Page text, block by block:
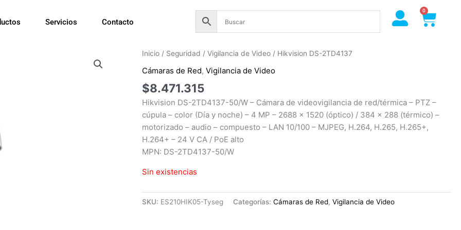
Servicios Contacto
0
Cart
Inicio / Seguridad /Vigilancia de Video / Hikvision DS-2TD4137
Cámaras de Red,Vigilancia de Video
$8.471.315
Hikvision DS-2TD4137-50/W – Cámara de videovigilancia de red/térmica – PTZ –
cúpula – color (Día y noche) – 4 MP – 2688 x 1520 (óptico) / 384 x 288 (térmico) –
motorizado – audio – compuesto – LAN 10/100 – MJPEG, H.264, H.265, H.265+,
H.264+ – 24 V CA / PoE alto
MPN: DS-2TD4137-50/W
Sin existencias
SKU: ES210HIK05-Tyseg Categorías:Cámaras de Red,Vigilancia de Video